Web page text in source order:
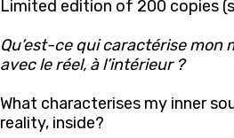
Limited edition of 200 copies
Qu’est-ce qui caractérise mon
avec le réel, à l’intérieur ?
What characterises my inner
reality, inside?